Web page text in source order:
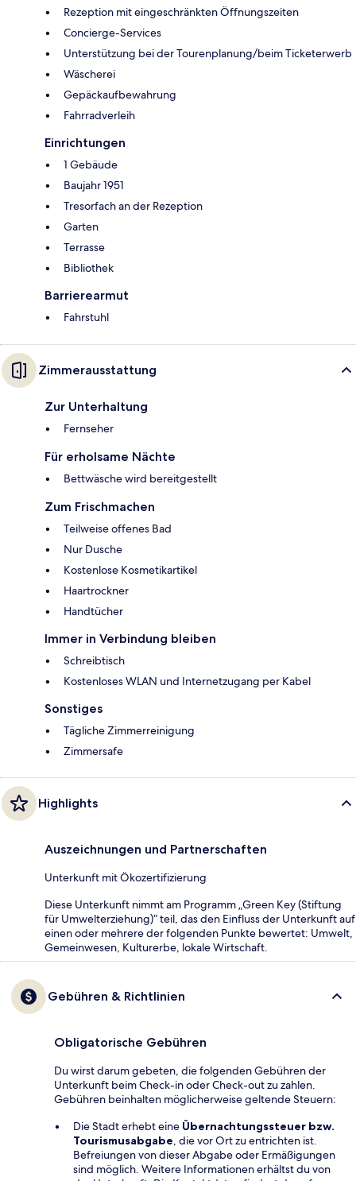
Rezeption mit eingeschränkten Öffnungszeiten
Concierge-Services
Unterstützung bei der Tourenplanung/beim Ticketerwerb
Wäscherei
Gepäckaufbewahrung
Fahrradverleih
Einrichtungen
1 Gebäude
Baujahr 1951
Tresorfach an der Rezeption
Garten
Terrasse
Bibliothek
Barrierearmut
Fahrstuhl
Zimmerausstattung
Zur Unterhaltung
Fernseher
Für erholsame Nächte
Bettwäsche wird bereitgestellt
Zum Frischmachen
Teilweise offenes Bad
Nur Dusche
Kostenlose Kosmetikartikel
Haartrockner
Handtücher
Immer in Verbindung bleiben
Schreibtisch
Kostenloses WLAN und Internetzugang per Kabel
Sonstiges
Tägliche Zimmerreinigung
Zimmersafe
Highlights
Auszeichnungen und Partnerschaften
Unterkunft mit Ökozertifizierung
Diese Unterkunft nimmt am Programm „Green Key (Stiftung
für Umwelterziehung)“ teil, das den Einfluss der Unterkunft auf
einen oder mehrere der folgenden Punkte bewertet: Umwelt,
Gemeinwesen, Kulturerbe, lokale Wirtschaft.
Gebühren & Richtlinien
Obligatorische Gebühren
Du wirst darum gebeten, die folgenden Gebühren der
Unterkunft beim Check-in oder Check-out zu zahlen.
Gebühren beinhalten möglicherweise geltende Steuern:
Die Stadt erhebt eine Übernachtungssteuer bzw.
Tourismusabgabe, die vor Ort zu entrichten ist.
Befreiungen von dieser Abgabe oder Ermäßigungen
sind möglich. Weitere Informationen erhältst du von